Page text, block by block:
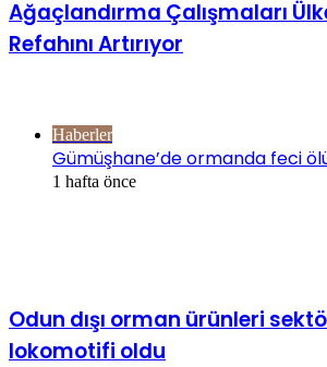
Ağaçlandırma Çalışmaları
Refahını Artırıyor
Haberler
Gümüşhane’de ormanda feci
1 hafta önce
Odun dışı orman ürünleri
lokomotifi oldu